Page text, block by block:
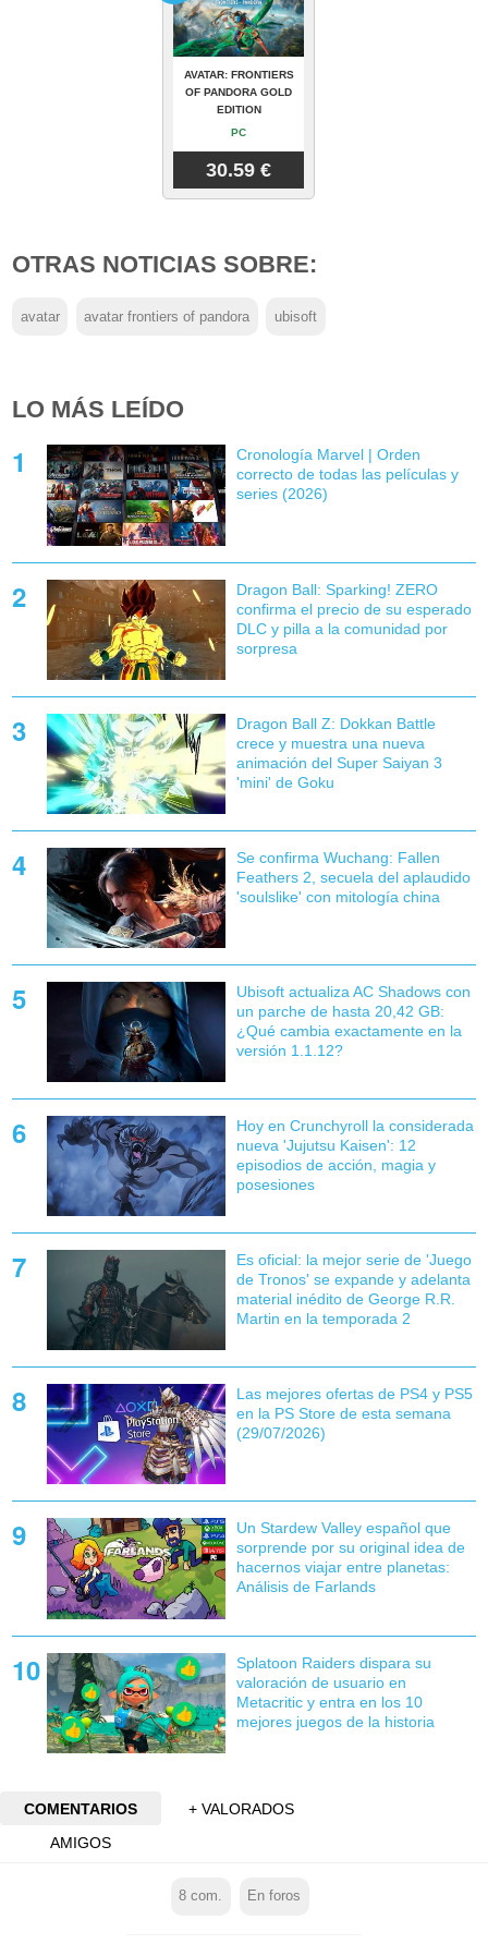
AVATAR: FRONTIERS
OF PANDORA GOLD
EDITION
PC
30.59 €
OTRAS NOTICIAS SOBRE:
avatar avatar frontiers of pandora ubisoft
LO MÁS LEÍDO
Cronología Marvel | Orden
correcto de todas las películas y
series (2026)
Dragon Ball: Sparking! ZERO
confirma el precio de su esperado
DLC y pilla a la comunidad por
sorpresa
Dragon Ball Z: Dokkan Battle
crece y muestra una nueva
animación del Super Saiyan 3
'mini' de Goku
Se confirma Wuchang: Fallen
Feathers 2, secuela del aplaudido
'soulslike' con mitología china
Ubisoft actualiza AC Shadows con
un parche de hasta 20,42 GB:
¿Qué cambia exactamente en la
versión 1.1.12?
Hoy en Crunchyroll la considerada
nueva 'Jujutsu Kaisen': 12
episodios de acción, magia y
posesiones
Es oficial: la mejor serie de 'Juego
de Tronos' se expande y adelanta
material inédito de George R.R.
Martin en la temporada 2
Las mejores ofertas de PS4 y PS5
en la PS Store de esta semana
(29/07/2026)
Un Stardew Valley español que
sorprende por su original idea de
hacernos viajar entre planetas:
Análisis de Farlands
Splatoon Raiders dispara su
valoración de usuario en
Metacritic y entra en los 10
mejores juegos de la historia
COMENTARIOS
+ VALORADOS
AMIGOS
8 com. En foros